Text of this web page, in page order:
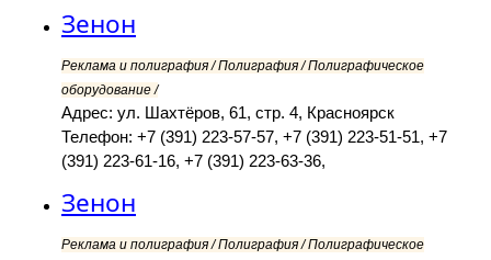
Зенон
Реклама и полиграфия / Полиграфия / Полиграфическое
оборудование /
Адрес: ул. Шахтёров, 61, стр. 4, Красноярск
Телефон: +7 (391) 223-57-57, +7 (391) 223-51-51, +7
(391) 223-61-16, +7 (391) 223-63-36,
Зенон
Реклама и полиграфия / Полиграфия / Полиграфическое